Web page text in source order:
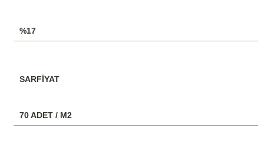
%17
SARFİYAT
70 ADET / M2